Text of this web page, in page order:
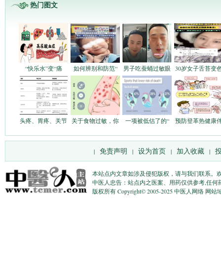
热门图文
“快乐水”变“痛 如何辨别和防范“ 男子吃蚕蛹过敏眼 30岁女子舌苔变
头疼、胃疼、关节 关于食物过敏，你 一项被低估了的“ 预防登革热健康
| 免责声明 | 设为首页 | 加入收藏 |
本站点内文章如涉及侵犯版权，请与我们联系。
中医人忠告：站点内之医案、用药仅供参考,任
版权所有 Copyright© 2005-2025 中医人网络 网站